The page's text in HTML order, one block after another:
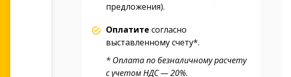
предложения).
Оплатите согласно
выставленному счету*.
* Оплата по безналичному расчету
с учетом НДС — 20%.